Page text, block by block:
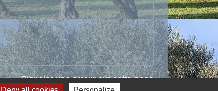
Signaler une erreur sur cette page